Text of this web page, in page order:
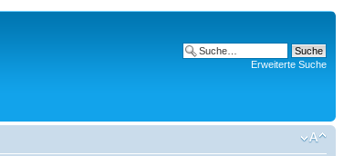
Erweiterte Suche